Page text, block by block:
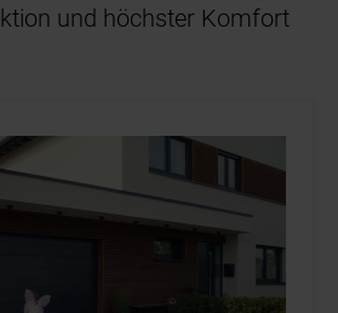
und höchster Komfort